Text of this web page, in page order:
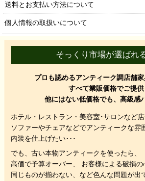
送料とお支払い方法について
個人情報の取扱いについて
そっくり市場が選ばれ
プロも認めるアンティーク調店舗家
すべて業販価格でご提供
他にはない低価格でも、高級感
ホテル・レストラン・美容室･サロンなど
ソファーやチェアなどでアンティークな雰
内装を仕上げたい･･･
でも、 古い本物アンティークを使ったら、
高価で予算オーバー、 お客様による破損の
同じものが揃わない、 など色んな問題が出